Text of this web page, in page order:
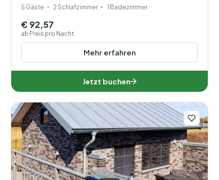
5 Gäste 2 Schlafzimmer 1 Badezimmer
Mehr erfahren
€ 92,57
ab Preis pro Nacht
Jetzt buchen